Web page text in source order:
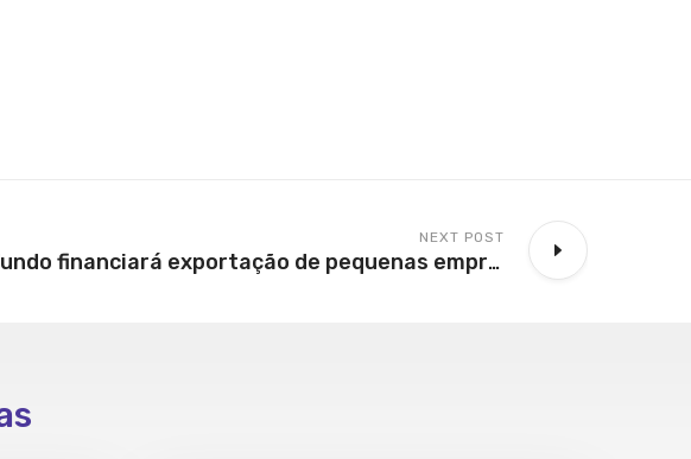
NEXT POST
Fundo financiará exportação de pequenas empresas